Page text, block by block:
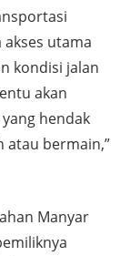
utama
kondisi jalan
akan
hendak
atau bermain,”
Manyar